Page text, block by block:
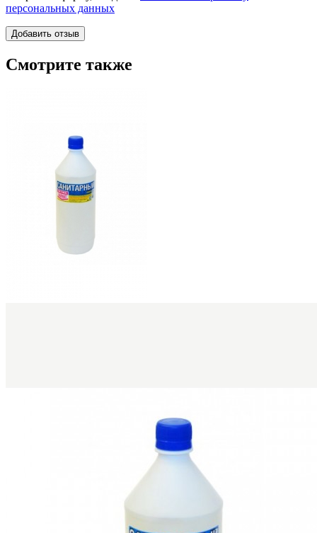
персональных данных
Смотрите также